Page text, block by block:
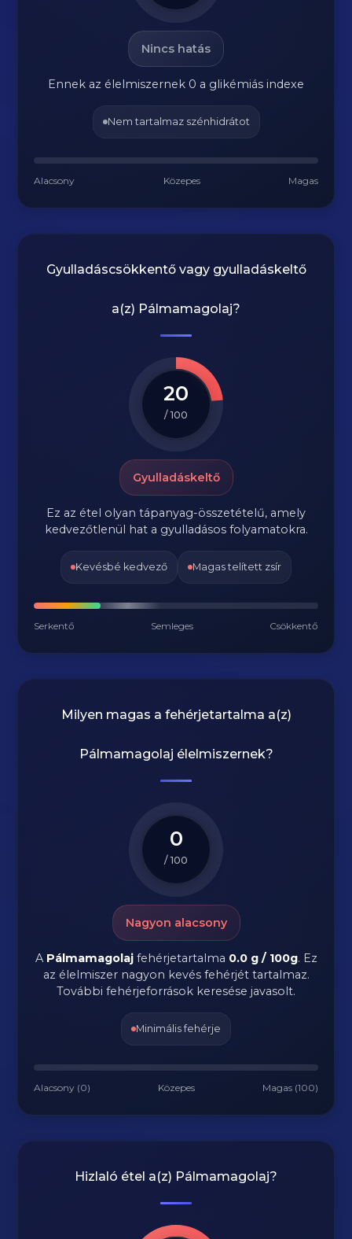
Nincs hatás
Ennek az élelmiszernek 0 a glikémiás indexe
Nem tartalmaz szénhidrátot
Alacsony Közepes Magas
Gyulladáscsökkentő vagy gyulladáskeltő
a(z) Pálmamagolaj?
20
/ 100
Gyulladáskeltő
Ez az étel olyan tápanyag-összetételű, amely
kedvezőtlenül hat a gyulladásos folyamatokra.
Kevésbé kedvező Magas telített zsír
Serkentő Semleges Csökkentő
Milyen magas a fehérjetartalma a(z)
Pálmamagolaj élelmiszernek?
0
/ 100
Nagyon alacsony
A Pálmamagolajfehérjetartalma 0.0 g / 100g. Ez
az élelmiszer nagyon kevés fehérjét tartalmaz.
További fehérjeforrások keresése javasolt.
Minimális fehérje
Alacsony (0) Közepes Magas (100)
Hizlaló étel a(z) Pálmamagolaj?